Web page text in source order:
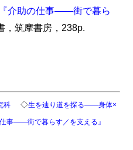
『介助の仕事――街で暮ら
，筑摩書房，238p.
科 ◇生を辿り道を探る――身体×
仕事――街で暮らす／を支える』